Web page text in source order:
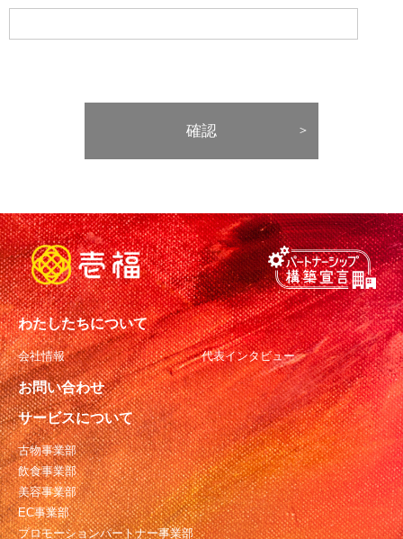
わたしたちについて
会社情報 代表インタビュー
お問い合わせ
サービスについて
古物事業部
飲食事業部
美容事業部
EC事業部
プロモーションパートナー事業部